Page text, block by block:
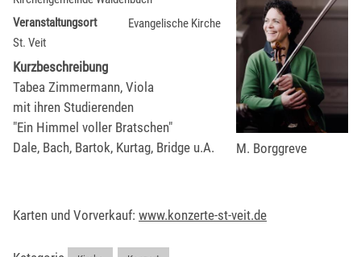
M. Borggreve
Veranstaltungsort
Evangelische Kirche
St. Veit
Kurzbeschreibung
Tabea Zimmermann, Viola
mit ihren Studierenden
"Ein Himmel voller Bratschen"
Dale, Bach, Bartok, Kurtag, Bridge u.A.
Karten und Vorverkauf: www.konzerte-st-veit.de